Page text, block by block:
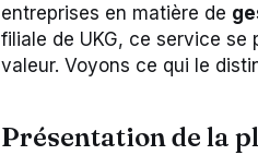
entreprises en matière de
filiale de UKG, ce service se
valeur. Voyons ce qui le
Présentation de la